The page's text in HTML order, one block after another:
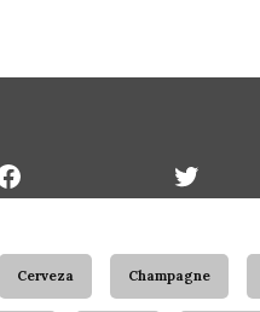
Cerveza Champagne